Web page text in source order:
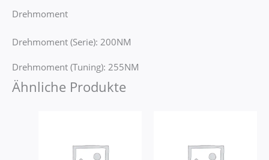
Drehmoment
Drehmoment (Serie): 200NM
Drehmoment (Tuning): 255NM
Ähnliche Produkte